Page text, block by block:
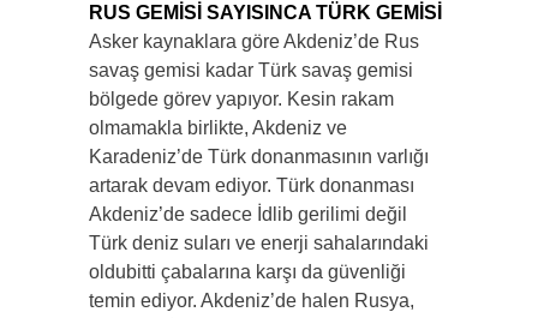
RUS GEMİSİ SAYISINCA TÜRK GEMİSİ
Asker kaynaklara göre Akdeniz’de Rus
savaş gemisi kadar Türk savaş gemisi
bölgede görev yapıyor. Kesin rakam
olmamakla birlikte, Akdeniz ve
Karadeniz’de Türk donanmasının varlığı
artarak devam ediyor. Türk donanması
Akdeniz’de sadece İdlib gerilimi değil
Türk deniz suları ve enerji sahalarındaki
oldubitti çabalarına karşı da güvenliği
temin ediyor. Akdeniz’de halen Rusya,